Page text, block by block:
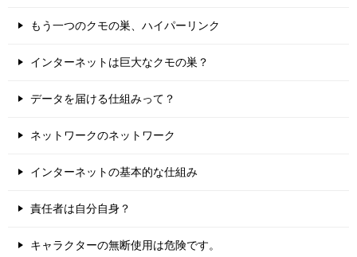
もう一つのクモの巣、ハイパーリンク
インターネットは巨大なクモの巣？
データを届ける仕組みって？
ネットワークのネットワーク
インターネットの基本的な仕組み
責任者は自分自身？
キャラクターの無断使用は危険です。